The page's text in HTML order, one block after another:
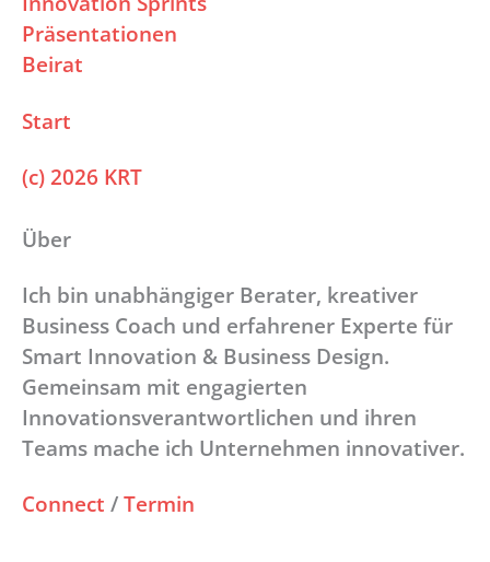
Präsentationen
Beirat
Start
(c) 2026 KRT
Über
Ich bin unabhängiger Berater, kreativer
Business Coach und erfahrener Experte für
Smart Innovation & Business Design.
Gemeinsam mit engagierten
Innovationsverantwortlichen und ihren
Teams mache ich Unternehmen innovativer.
Connect / Termin